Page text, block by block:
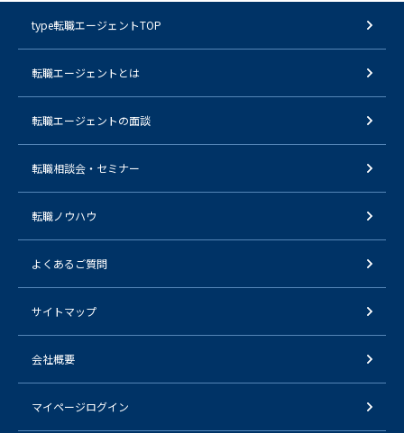
type転職エージェントTOP
転職エージェントとは
転職エージェントの面談
転職相談会・セミナー
転職ノウハウ
よくあるご質問
サイトマップ
会社概要
マイページログイン